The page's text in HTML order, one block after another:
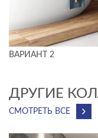
ВАРИАНТ 2
ДРУГИЕ
СМОТРЕТЬ ВСЕ